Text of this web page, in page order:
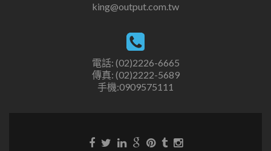
king@output.com.tw
電話: (02)2226-6665
傳真: (02)2222-5689
手機:0909575111